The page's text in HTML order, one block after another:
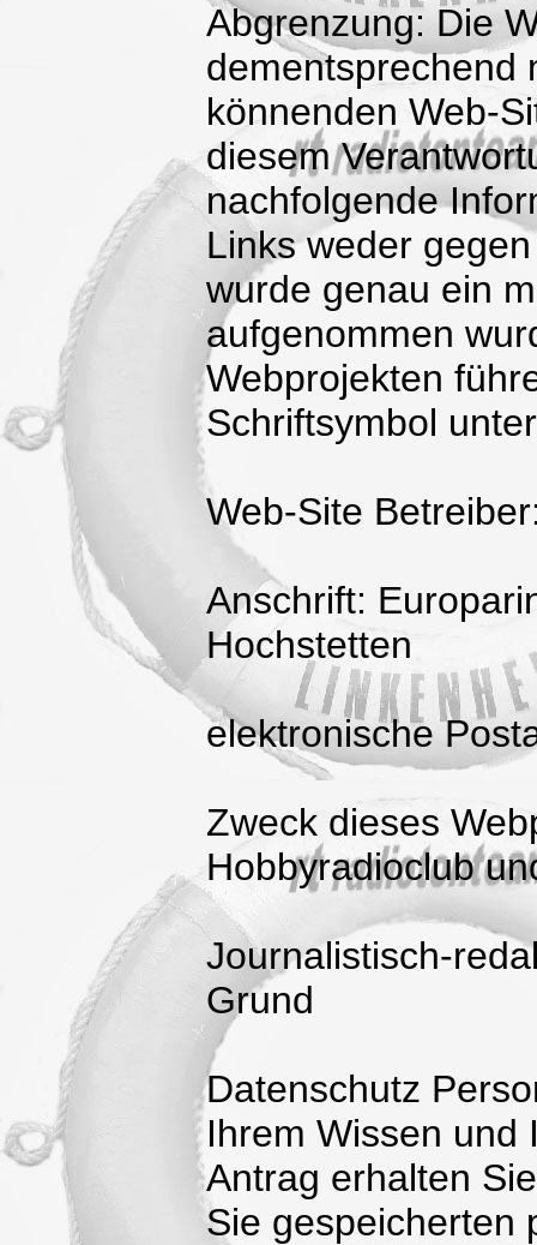
Abgrenzung: Die
dementsprechend
könnenden Web-
diesem
nachfolgende
Links weder
wurde genau ein
aufgenommen
Webprojekten
Schriftsymbol
Web-Site
Anschrift:
Hochstetten
elektronische
Zweck dieses
Hobbyradioclub
Journalistisch-
Grund
Datenschutz
Ihrem Wissen und
Antrag erhalten
Sie gespeicherten